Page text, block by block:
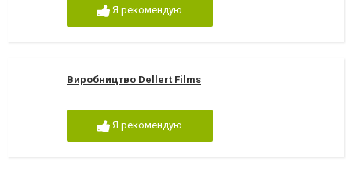
Я рекомендую
Виробництво Dellert Films
Я рекомендую